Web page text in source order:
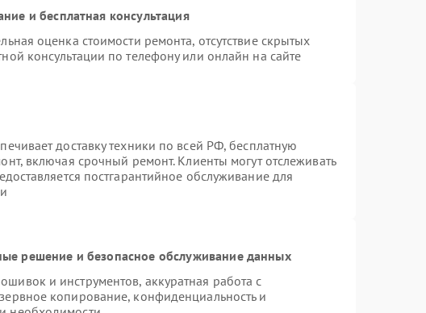
и бесплатная консультация
оценка стоимости ремонта, отсутствие скрытых
консультации по телефону или онлайн на сайте
доставку техники по всей РФ, бесплатную
включая срочный ремонт. Клиенты могут отслеживать
постгарантийное обслуживание для
решение и безопасное обслуживание данных
и инструментов, аккуратная работа с
копирование, конфиденциальность и